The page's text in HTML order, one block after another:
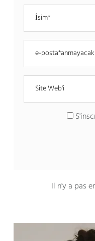
Il n'y a pas